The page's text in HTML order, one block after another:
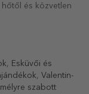
és közvetlen
, Esküvői és
, Valentin-
szabott